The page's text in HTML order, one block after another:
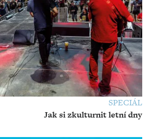
SPECIÁL
Jak si zkulturnit letní dny